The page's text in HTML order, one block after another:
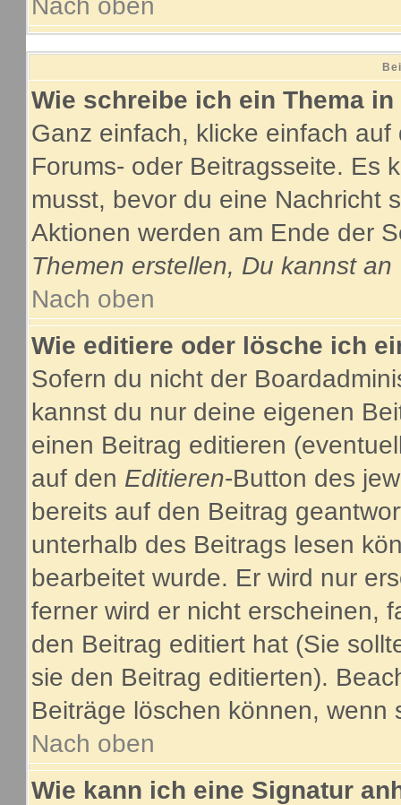
Nach oben
Wie schreibe ich ein Thema
Ganz einfach, klicke einfach
Forums- oder Beitragsseite. Es
musst, bevor du eine Nachricht
Aktionen werden am Ende der
Themen erstellen, Du kannst
Nach oben
Wie editiere oder lösche ich
Sofern du nicht der
kannst du nur deine eigenen
einen Beitrag editieren
auf den Editieren-Button des
bereits auf den Beitrag
unterhalb des Beitrags lesen
bearbeitet wurde. Er wird nur
ferner wird er nicht erscheinen,
den Beitrag editiert hat (Sie
sie den Beitrag editierten).
Beiträge löschen können,
Nach oben
Wie kann ich eine Signatur